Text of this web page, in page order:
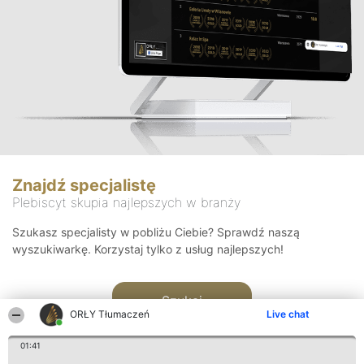
ORŁY Tłumaczeń Live chat
01:41
Znajdź specjalistę
Plebiscyt skupia najlepszych w branży
Szukasz specjalisty w pobliżu Ciebie? Sprawdź naszą
wyszukiwarkę. Korzystaj tylko z usług najlepszych!
Szukaj